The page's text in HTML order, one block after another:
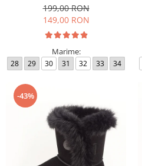
199,00 RON
149,00 RON
Marime:
28 29 30 31 32 33 34
-43%